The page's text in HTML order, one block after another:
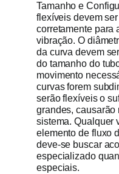
Tamanho e
flexíveis devem
corretamente para
vibração. O
da curva devem
do tamanho do
movimento
curvas forem
serão flexíveis o
grandes, causarão
sistema. Qualquer
elemento de fluxo
deve-se buscar
especializado
especiais.